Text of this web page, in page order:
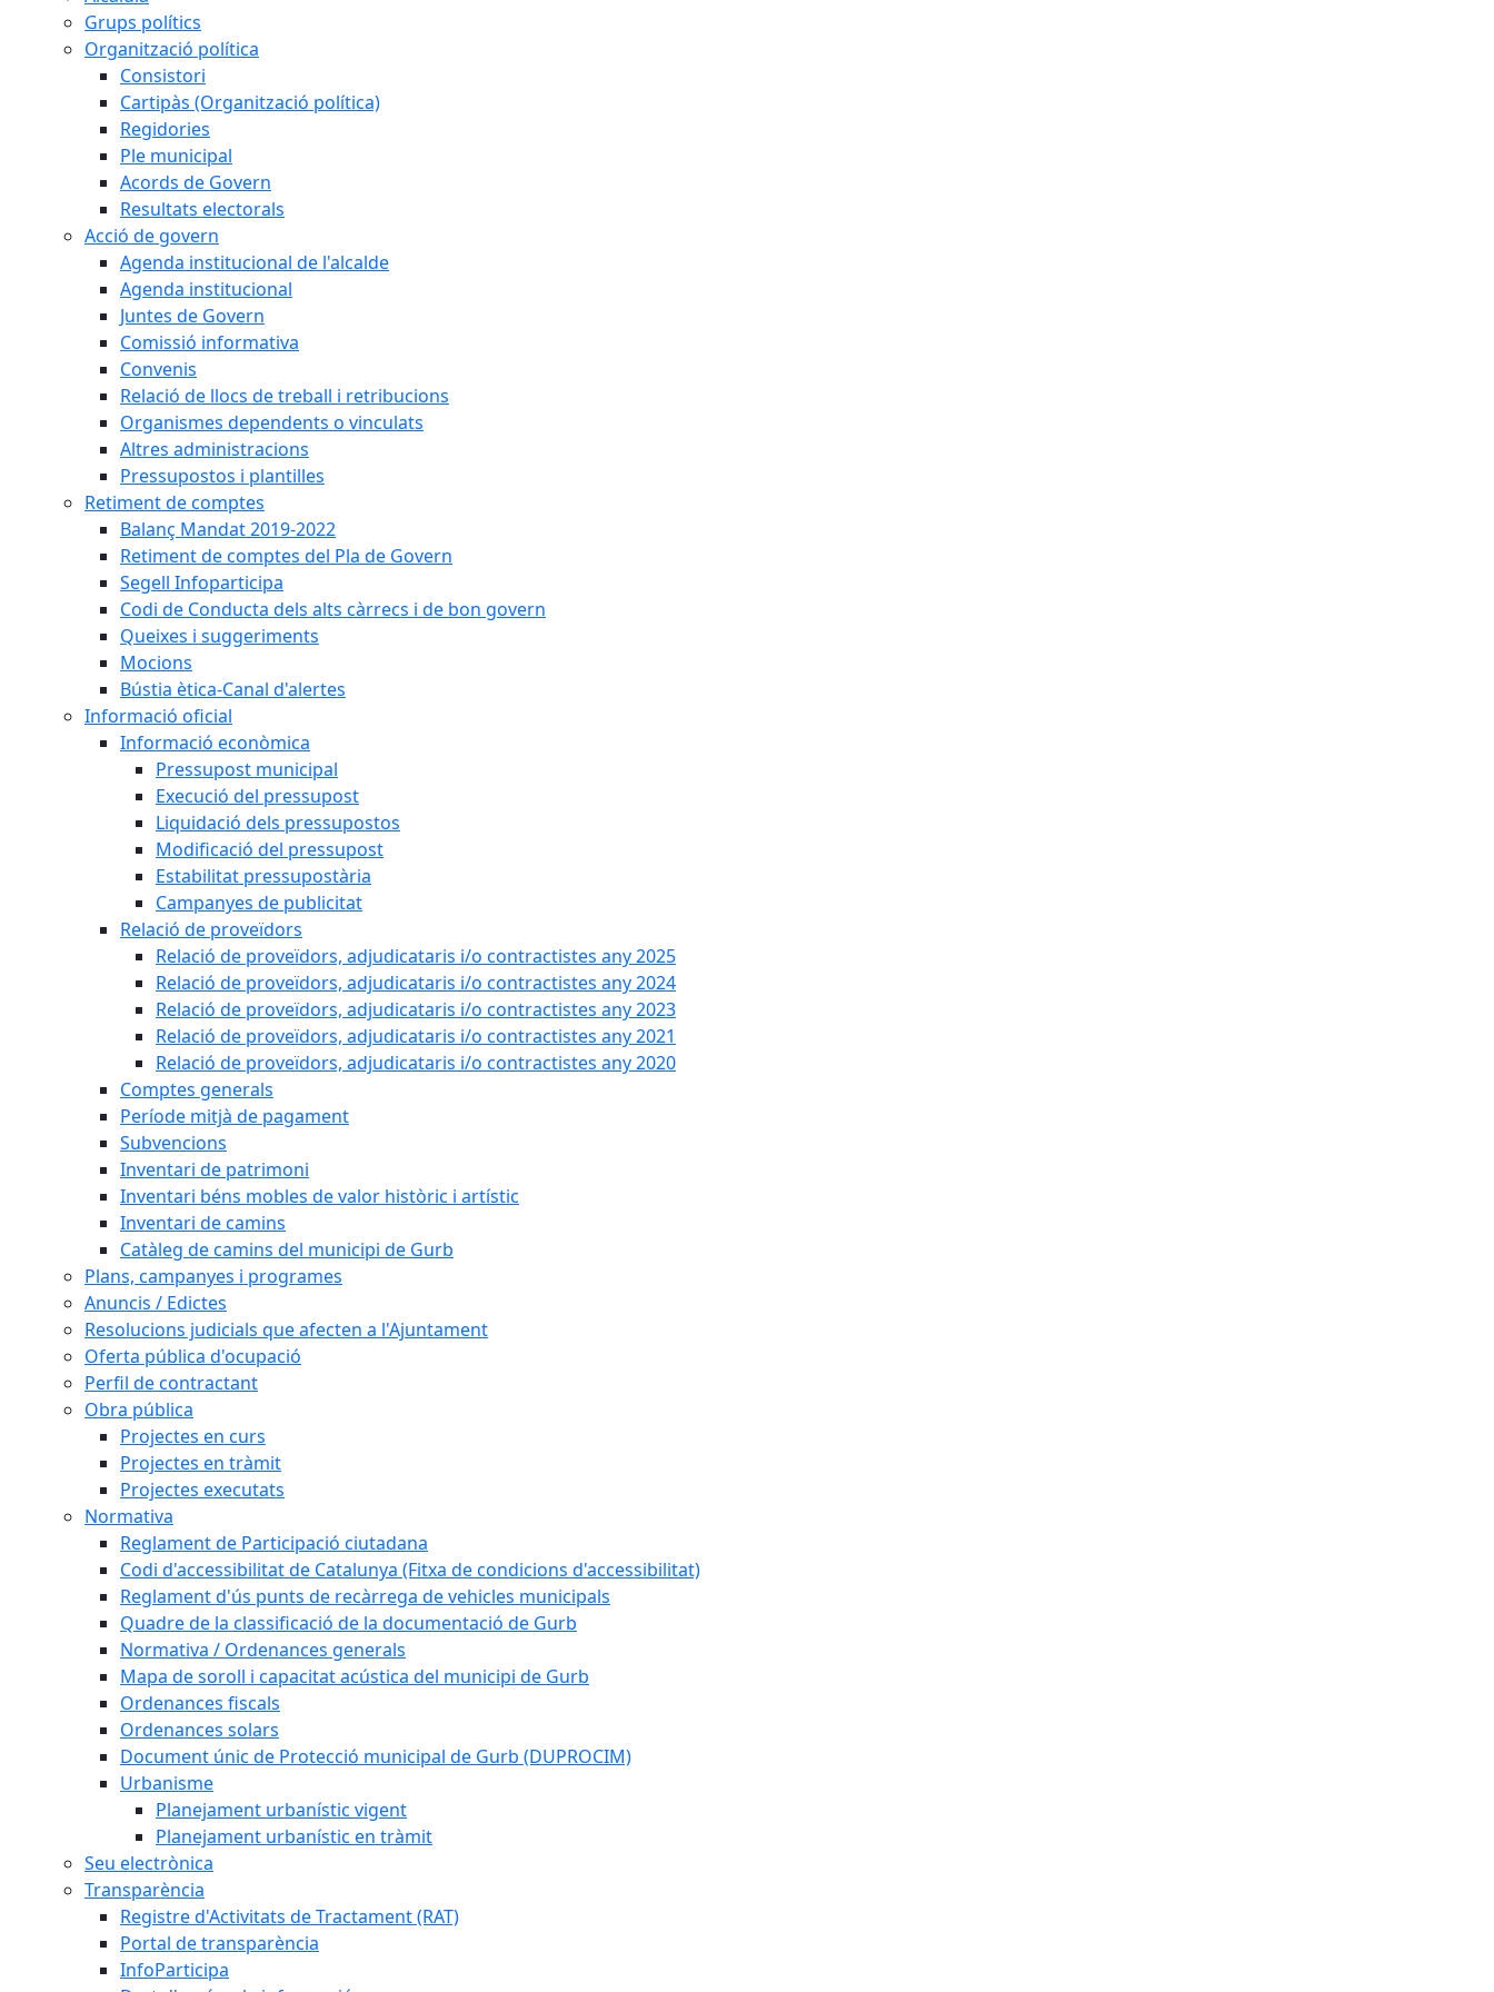
Grups polítics
Organització política
Consistori
Cartipàs (Organització política)
Regidories
Ple municipal
Acords de Govern
Resultats electorals
Acció de govern
Agenda institucional de l'alcalde
Agenda institucional
Juntes de Govern
Comissió informativa
Convenis
Relació de llocs de treball i retribucions
Organismes dependents o vinculats
Altres administracions
Pressupostos i plantilles
Retiment de comptes
Balanç Mandat 2019-2022
Retiment de comptes del Pla de Govern
Segell Infoparticipa
Codi de Conducta dels alts càrrecs i de bon govern
Queixes i suggeriments
Mocions
Bústia ètica-Canal d'alertes
Informació oficial
Informació econòmica
Pressupost municipal
Execució del pressupost
Liquidació dels pressupostos
Modificació del pressupost
Estabilitat pressupostària
Campanyes de publicitat
Relació de proveïdors
Relació de proveïdors, adjudicataris i/o contractistes any 2025
Relació de proveïdors, adjudicataris i/o contractistes any 2024
Relació de proveïdors, adjudicataris i/o contractistes any 2023
Relació de proveïdors, adjudicataris i/o contractistes any 2021
Relació de proveïdors, adjudicataris i/o contractistes any 2020
Comptes generals
Període mitjà de pagament
Subvencions
Inventari de patrimoni
Inventari béns mobles de valor històric i artístic
Inventari de camins
Catàleg de camins del municipi de Gurb
Plans, campanyes i programes
Anuncis / Edictes
Resolucions judicials que afecten a l'Ajuntament
Oferta pública d'ocupació
Perfil de contractant
Obra pública
Projectes en curs
Projectes en tràmit
Projectes executats
Normativa
Reglament de Participació ciutadana
Codi d'accessibilitat de Catalunya (Fitxa de condicions d'accessibilitat)
Reglament d'ús punts de recàrrega de vehicles municipals
Quadre de la classificació de la documentació de Gurb
Normativa / Ordenances generals
Mapa de soroll i capacitat acústica del municipi de Gurb
Ordenances fiscals
Ordenances solars
Document únic de Protecció municipal de Gurb (DUPROCIM)
Urbanisme
Planejament urbanístic vigent
Planejament urbanístic en tràmit
Seu electrònica
Transparència
Registre d'Activitats de Tractament (RAT)
Portal de transparència
InfoParticipa